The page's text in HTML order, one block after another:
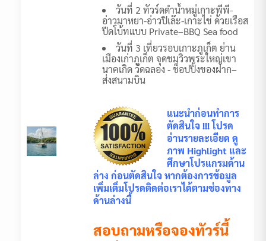
วันที่ 2 ทัวร์ดดำน้ำหมู่เกาะพีพี-
อ่าวมาหยา-อ่าวปิเล๊ะ-เกาะไข่ ด้วยเรือส
ปีดโบ้ทแบบ Private–BBQ Sea food
วันที่ 3 เที่ยวรอบเกาะภูเก็ต ย่าน
เมืองเก่าภูเก็ต จุดชมวิวพระใหญ่เขา
นาคเกิด วัดฉลอง - ช็อปปิ้งของฝาก–
ส่งสนามบิน
แนะนำก่อนทำการ
ตัดสินใจ !!! โปรด
อ่านรายละเอียด ดู
ภาพ Highlight และ
ศึกษาโปรแกรมด้าน
ล่าง ก่อนตัดสินใจ หากต้องการข้อมูล
เพิ่มเติ่มโปรดติดต่อเราได้ตามช่องทาง
ด้านล่างนี้
สอบถามหรือจองทัวร์นี้